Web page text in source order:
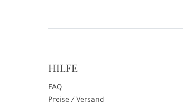
HILFE
FAQ
Preise / Versand